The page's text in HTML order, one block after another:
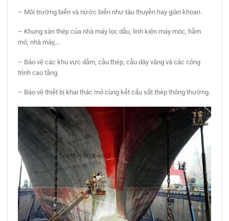
– Môi trường biển và nước biển như tàu thuyền hay giàn khoan.
– Khung sàn thép của nhà máy lọc dầu, linh kiện máy móc, hầm
mỏ, nhà máy,…
– Bảo vệ các khu vực dầm, cầu thép, cầu dây văng và các công
trình cao tầng.
– Bảo vệ thiết bị khai thác mỏ cùng kết cấu sắt thép thông thường.